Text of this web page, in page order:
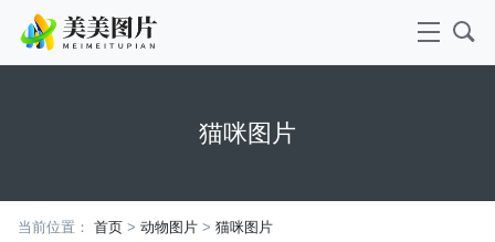
猫咪图片
当前位置： 首页> 动物图片> 猫咪图片